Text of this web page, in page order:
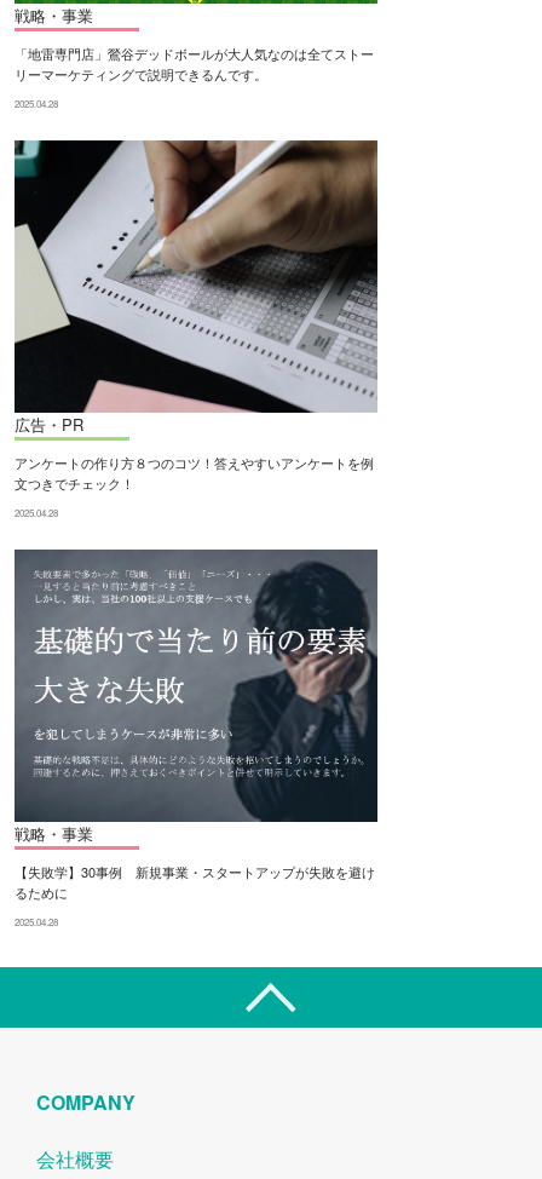
戦略・事業
「地雷専門店」鶯谷デッドボールが大人気なのは全てストー
リーマーケティングで説明できるんです。
2025.04.28
広告・PR
アンケートの作り方８つのコツ！答えやすいアンケートを例
文つきでチェック！
2025.04.28
戦略・事業
【失敗学】30事例 新規事業・スタートアップが失敗を避け
るために
2025.04.28
COMPANY
会社概要